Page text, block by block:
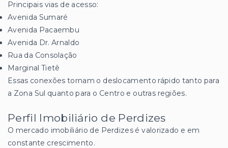
Principais vias de acesso:
Avenida Sumaré
Avenida Pacaembu
Avenida Dr. Arnaldo
Rua da Consolação
Marginal Tietê
Essas conexões tornam o deslocamento rápido tanto para
a Zona Sul quanto para o Centro e outras regiões.
Perfil Imobiliário de Perdizes
O mercado imobiliário de Perdizes é valorizado e em
constante crescimento.